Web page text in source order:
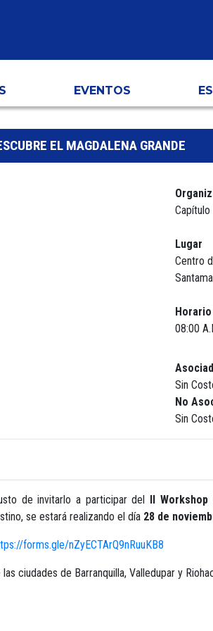
EVENTOS
EL MAGDALENA GRANDE
Capítulo
Lugar
Centro
Horario
08:00
Sin
No
Sin
de invitarlo a participar del II Workshop
se estará realizando el día 28 de
forms.gle/nZyECTArQ9nRuuKB8
ciudades de Barranquilla, Valledupar y